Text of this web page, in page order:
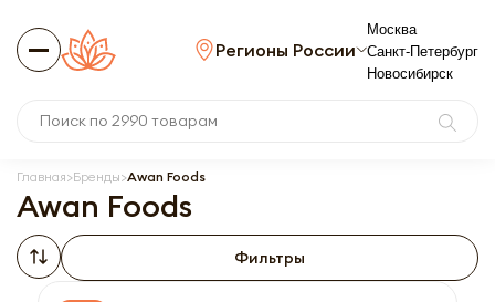
Регионы России
Москва
Санкт-Петербург
Новосибирск
Главная Бренды Awan Foods
Awan Foods
Фильтры